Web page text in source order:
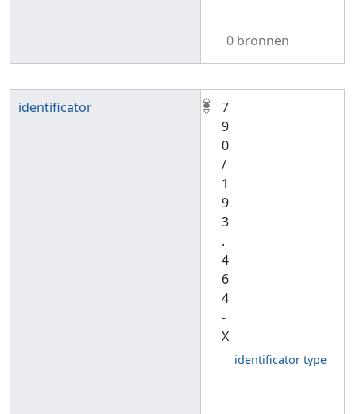
0 bronnen
identificator
7
9
0
/
1
9
3
.
4
6
4
-
X
identificator type